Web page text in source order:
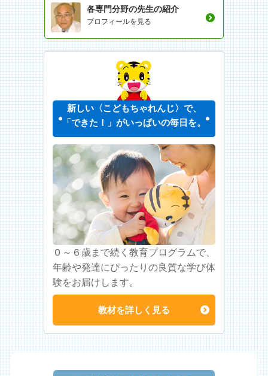
各専門分野の先生の紹介
プロフィールを見る
新しい〈こどもちゃれんじ〉で、
「できた！」がいっぱいの毎日を。
０～６歳まで続く教育プログラムで、
年齢や発達にぴったりの良質な学び体
験をお届けします。
教材を詳しく見る